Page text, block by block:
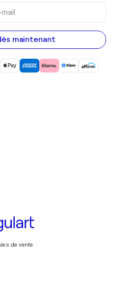
maintenant
de vente